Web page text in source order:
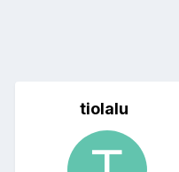
tiolalu